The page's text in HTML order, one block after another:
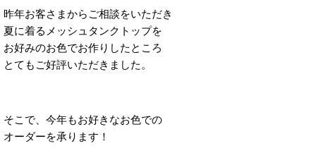
昨年お客さまからご相談をいただき
夏に着るメッシュタンクトップを
お好みのお色でお作りしたところ
とてもご好評いただきました。
そこで、今年もお好きなお色での
オーダーを承ります！